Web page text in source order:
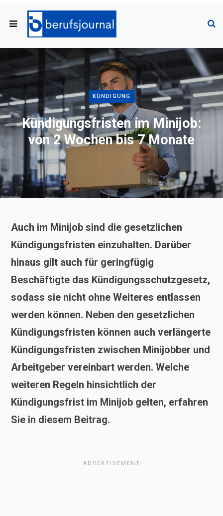
KÜNDIGUNG
Kündigungsfristen im Minijob:
von 2 Wochen bis 7 Monate
Auch im Minijob sind die gesetzlichen
Kündigungsfristen einzuhalten. Darüber
hinaus gilt auch für geringfügig
Beschäftigte das Kündigungsschutzgesetz,
sodass sie nicht ohne Weiteres entlassen
werden können. Neben den gesetzlichen
Kündigungsfristen können auch verlängerte
Kündigungsfristen zwischen Minijobber und
Arbeitgeber vereinbart werden. Welche
weiteren Regeln hinsichtlich der
Kündigungsfrist im Minijob gelten, erfahren
Sie in diesem Beitrag.